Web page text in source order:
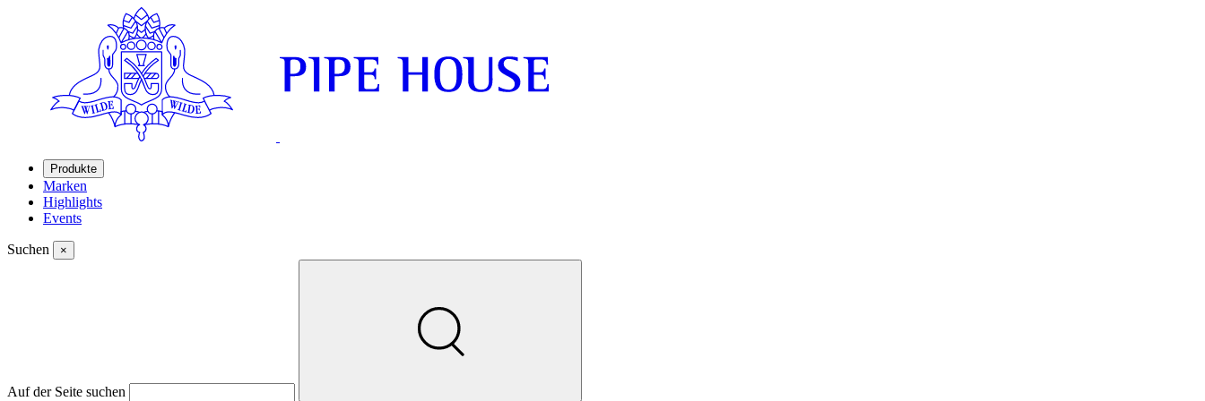
Produkte
Marken
Highlights
Events
Suchen ×
Auf der Seite suchen